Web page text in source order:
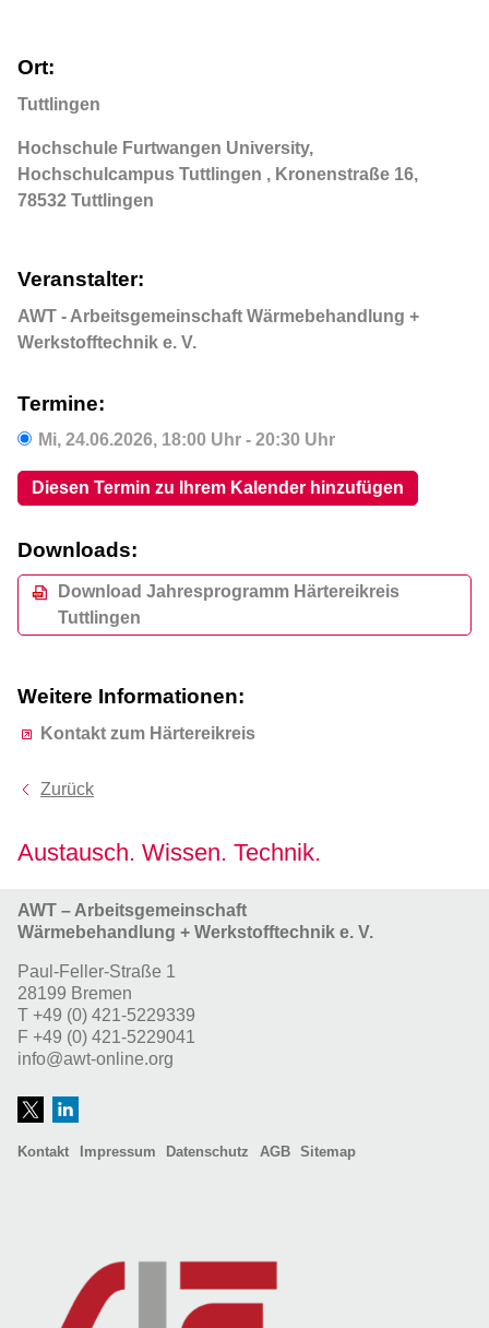
Ort:
Tuttlingen
Hochschule Furtwangen University,
Hochschulcampus Tuttlingen , Kronenstraße 16,
78532 Tuttlingen
Veranstalter:
AWT - Arbeitsgemeinschaft Wärmebehandlung +
Werkstofftechnik e. V.
Termine:
Mi,24.06.2026, 18:00 Uhr - 20:30 Uhr
Diesen Termin zu Ihrem Kalender hinzufügen
Downloads:
Download Jahresprogramm Härtereikreis
Tuttlingen
Weitere Informationen:
Kontakt zum Härtereikreis
Zurück
Austausch. Wissen. Technik.
AWT – Arbeitsgemeinschaft
Wärmebehandlung + Werkstofftechnik e. V.
Paul-Feller-Straße 1
28199 Bremen
T +49 (0) 421-5229339
F +49 (0) 421-5229041
info@awt-online.org
Kontakt Impressum Datenschutz AGB Sitemap